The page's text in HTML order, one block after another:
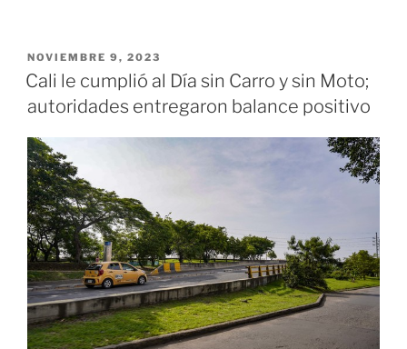
‘Semaforización
Inteligente’
en
PUBLICADO
EL
NOVIEMBRE 9, 2023
Cali le cumplió al Día sin Carro y sin Moto;
autoridades entregaron balance positivo